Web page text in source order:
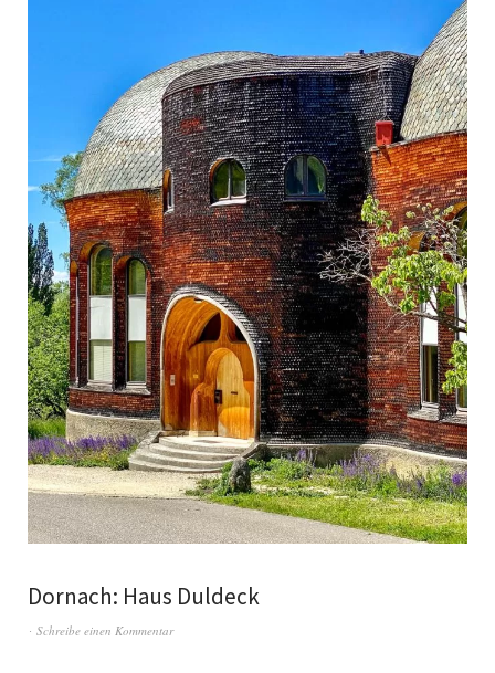
Dornach: Haus Duldeck
Schreibe einen Kommentar